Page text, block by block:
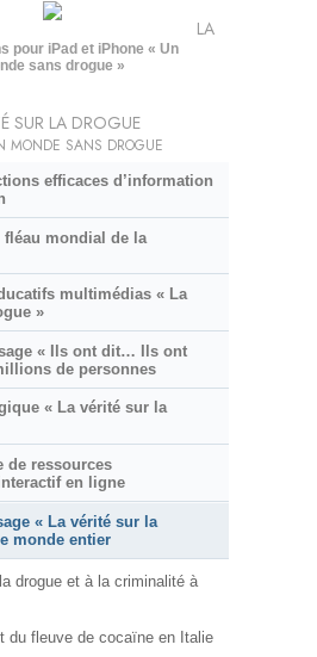
pour iPad et iPhone « Un
sans drogue »
LA
SUR LA DROGUE
MONDE SANS DROGUE
efficaces d’information
fléau mondial de la
multimédias « La
»
« Ils ont dit… Ils ont
de personnes
« La vérité sur la
de ressources
en ligne
« La vérité sur la
monde entier
drogue et à la criminalité à
du fleuve de cocaïne en Italie